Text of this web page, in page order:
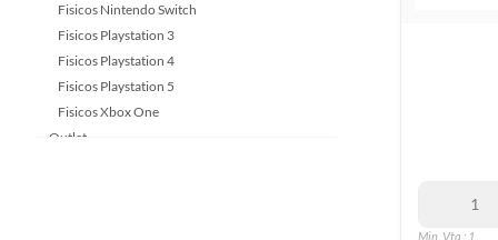
Fisicos Nintendo Switch
Fisicos Playstation 3
Fisicos Playstation 4
Fisicos Playstation 5
Fisicos Xbox One
Outlet
Min. Vta.: 1